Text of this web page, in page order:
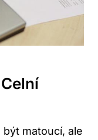
matoucí, ale